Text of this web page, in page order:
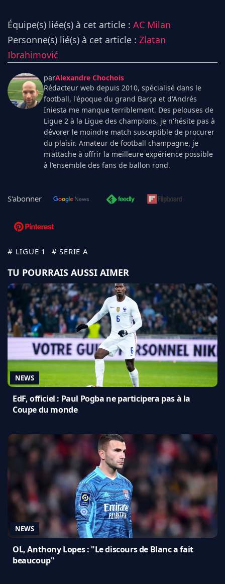
Équipe(s) liée(s) à cet article : AC Milan
Personne(s) lié(s) à cet article : Zlatan
Ibrahimović
parAlexandre Chochois
Rédacteur web depuis 2010, spécialisé dans le
football, l'époque du grand Barça et d'Andrés
Iniesta me manque terriblement. Des pelouses de
Ligue 2 à la Ligue des champions, je n'hésite pas à
dévorer le moindre match susceptible de procurer
du plaisir. Amateur de football champagne, je
m'attache à offrir la meilleure expérience possible
à l'ensemble des fans de ballon rond.
S'abonner
# LIGUE 1 # SERIE A
TU POURRAIS AUSSI AIMER
NEWS
EdF, officiel : Paul Pogba ne participera pas à la
Coupe du monde
NEWS
OL, Anthony Lopes : "Le discours de Blanc a fait
beaucoup"